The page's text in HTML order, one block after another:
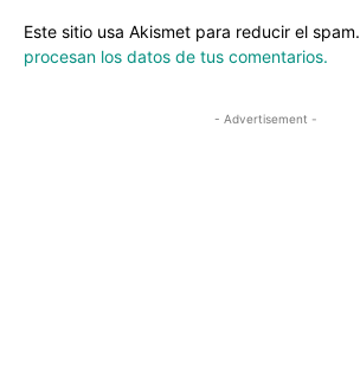
Este sitio usa Akismet para reducir el spam.
procesan los datos de tus comentarios.
- Advertisement -